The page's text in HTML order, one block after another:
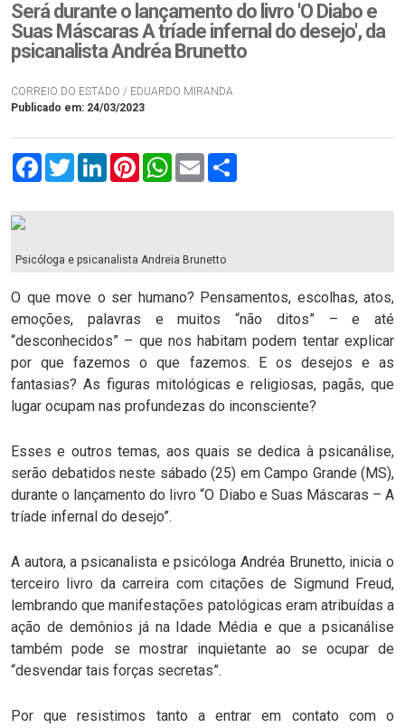
Será durante o lançamento do livro 'O Diabo e
Suas Máscaras A tríade infernal do desejo', da
psicanalista Andréa Brunetto
CORREIO DO ESTADO / EDUARDO MIRANDA
Publicado em: 24/03/2023
FacebookTwitterLinkedInPinterestWhatsApp
Email
Psicóloga e psicanalista Andreia Brunetto
O que move o ser humano? Pensamentos, escolhas, atos,
emoções, palavras e muitos “não ditos” – e até
“desconhecidos” – que nos habitam podem tentar explicar
por que fazemos o que fazemos. E os desejos e as
fantasias? As figuras mitológicas e religiosas, pagãs, que
lugar ocupam nas profundezas do inconsciente?
Esses e outros temas, aos quais se dedica à psicanálise,
serão debatidos neste sábado (25) em Campo Grande (MS),
durante o lançamento do livro “O Diabo e Suas Máscaras – A
tríade infernal do desejo”.
A autora, a psicanalista e psicóloga Andréa Brunetto, inicia o
terceiro livro da carreira com citações de Sigmund Freud,
lembrando que manifestações patológicas eram atribuídas a
ação de demônios já na Idade Média e que a psicanálise
também pode se mostrar inquietante ao se ocupar de
“desvendar tais forças secretas”.
Por que resistimos tanto a entrar em contato com o